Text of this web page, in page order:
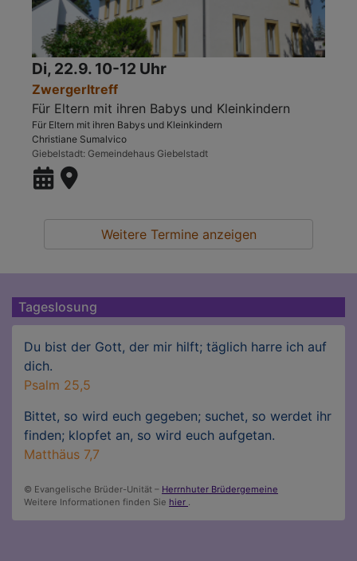
Di, 22.9. 10-12 Uhr
Zwergerltreff
Für Eltern mit ihren Babys und Kleinkindern
Für Eltern mit ihren Babys und Kleinkindern
Christiane Sumalvico
Giebelstadt Gemeindehaus Giebelstadt
Weitere Termine anzeigen
Tageslosung
Du bist der Gott, der mir hilft; täglich harre ich auf
dich.
Psalm 25,5
Bittet, so wird euch gegeben; suchet, so werdet ihr
finden; klopfet an, so wird euch aufgetan.
Matthäus 7,7
© Evangelische Brüder-Unität – Herrnhuter Brüdergemeine
Weitere Informationen finden Sie hier .